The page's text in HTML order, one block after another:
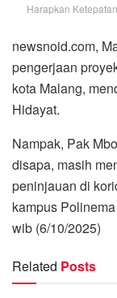
Harapkan
newsnoid.com,
pengerjaan
kota Malang,
Hidayat.
Nampak, Pak
disapa, masih
peninjauan di
kampus
wib (6/10/2025)
Related Posts